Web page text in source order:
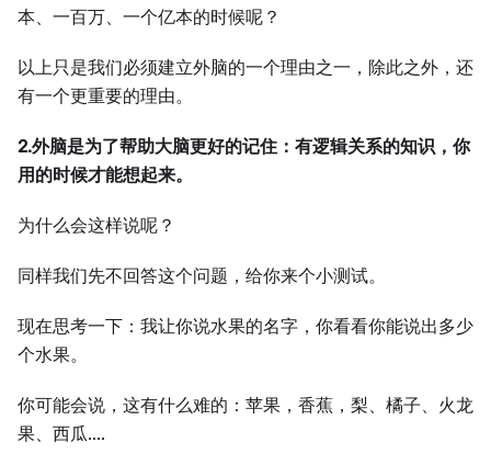
本、一百万、一个亿本的时候呢？
以上只是我们必须建立外脑的一个理由之一，除此之外，还
有一个更重要的理由。
2.外脑是为了帮助大脑更好的记住：有逻辑关系的知识，你
用的时候才能想起来。
为什么会这样说呢？
同样我们先不回答这个问题，给你来个小测试。
现在思考一下：我让你说水果的名字，你看看你能说出多少
个水果。
你可能会说，这有什么难的：苹果，香蕉，梨、橘子、火龙
果、西瓜....